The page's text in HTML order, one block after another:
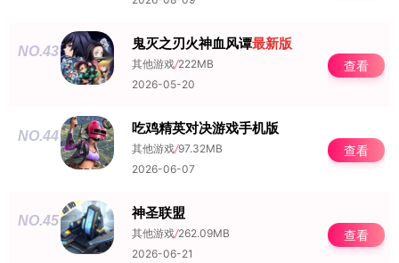
NO.43 鬼灭之刃火神血风谭最新版
其他游戏/222MB
2026-05-20
查看
NO.44 吃鸡精英对决游戏手机版
其他游戏/97.32MB
2026-06-07
查看
NO.45 神圣联盟
其他游戏/262.09MB
2026-06-21
查看